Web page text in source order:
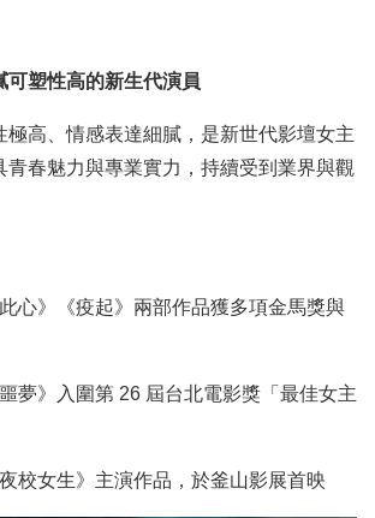
可塑性高的新生代演員
極高、情感表達細膩，是新世代影壇女主
青春魅力與專業實力，持續受到業界與觀
心》《疫起》兩部作品獲多項金馬獎與
夢》入圍第 26 屆台北電影獎「最佳女主
校女生》主演作品，於釜山影展首映